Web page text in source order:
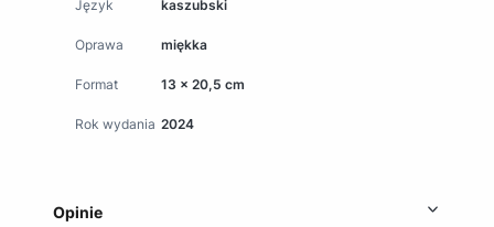
Język kaszubski
Oprawa miękka
Format 13 x 20,5 cm
Rok wydania 2024
Opinie